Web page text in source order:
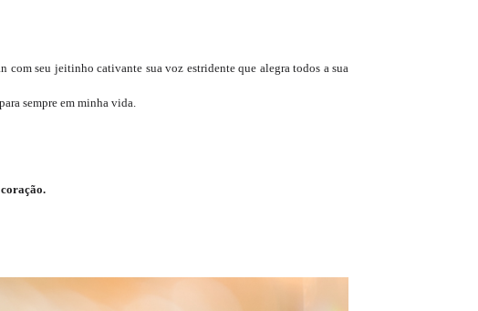
com seu jeitinho cativante sua voz estridente que alegra todos a sua
sempre em minha vida.